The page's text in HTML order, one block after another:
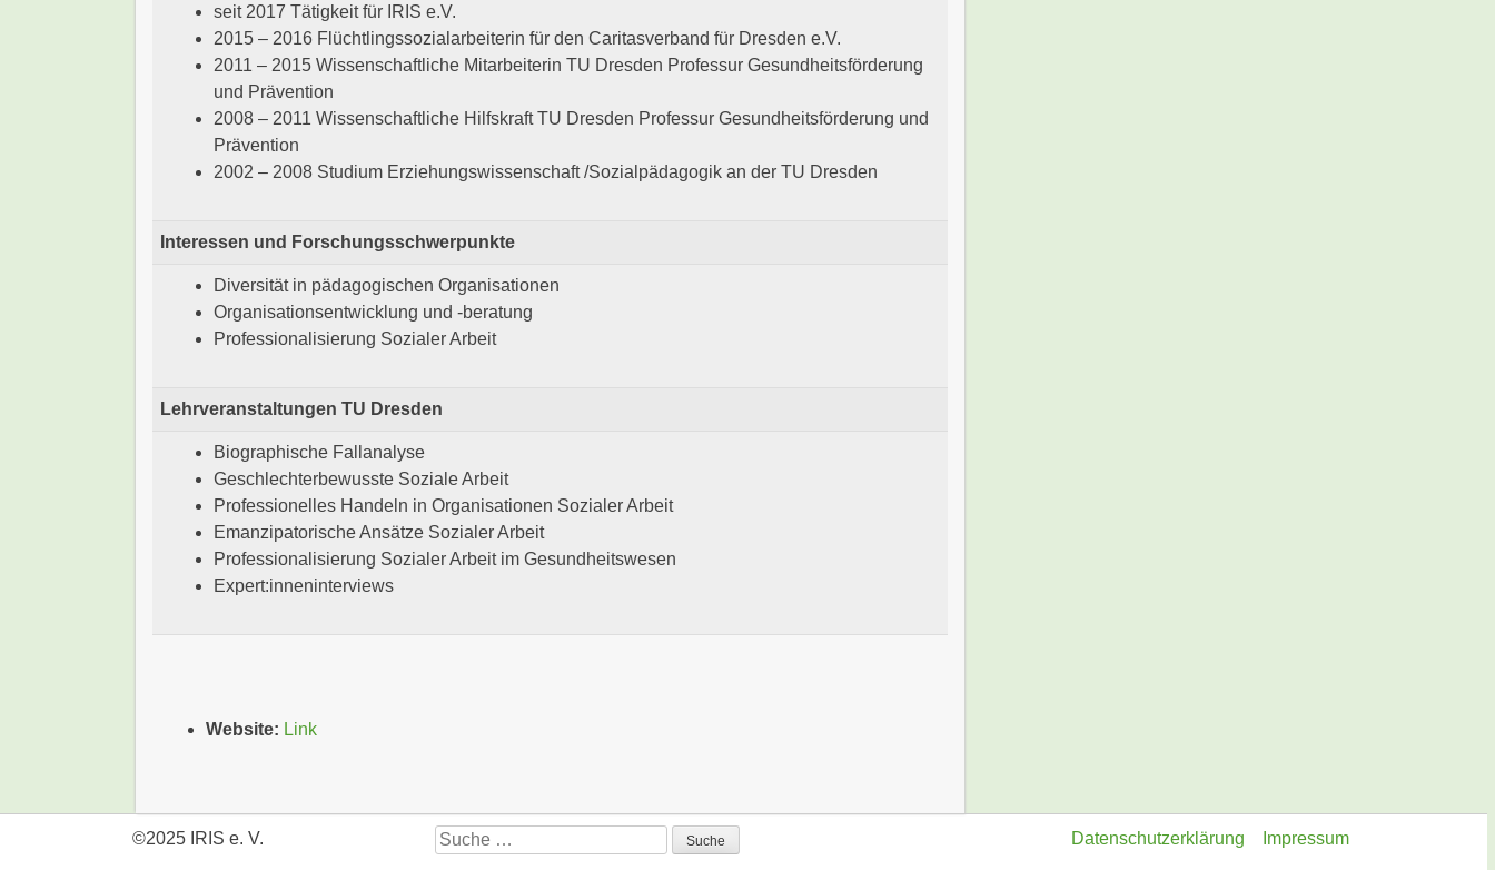
seit 2017 Tätigkeit für IRIS e.V.
2015 – 2016 Flüchtlingssozialarbeiterin für den Caritasverband für Dresden e.V.
2011 – 2015 Wissenschaftliche Mitarbeiterin TU Dresden Professur Gesundheitsförderung
und Prävention
2008 – 2011 Wissenschaftliche Hilfskraft TU Dresden Professur Gesundheitsförderung und
Prävention
2002 – 2008 Studium Erziehungswissenschaft /Sozialpädagogik an der TU Dresden
Interessen und Forschungsschwerpunkte
Diversität in pädagogischen Organisationen
Organisationsentwicklung und -beratung
Professionalisierung Sozialer Arbeit
Lehrveranstaltungen TU Dresden
Biographische Fallanalyse
Geschlechterbewusste Soziale Arbeit
Professionelles Handeln in Organisationen Sozialer Arbeit
Emanzipatorische Ansätze Sozialer Arbeit
Professionalisierung Sozialer Arbeit im Gesundheitswesen
Expert:inneninterviews
Website: Link
Datenschutzerklärung Impressum
©2025 IRIS e. V.
Suche